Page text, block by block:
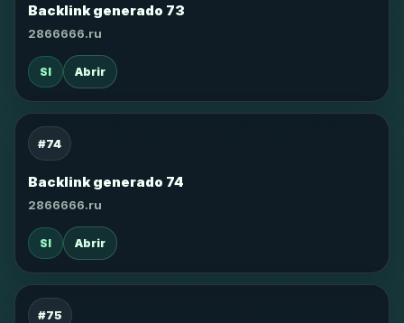
Backlink generado 73
2866666.ru
SI Abrir
#74
Backlink generado 74
2866666.ru
SI Abrir
#75